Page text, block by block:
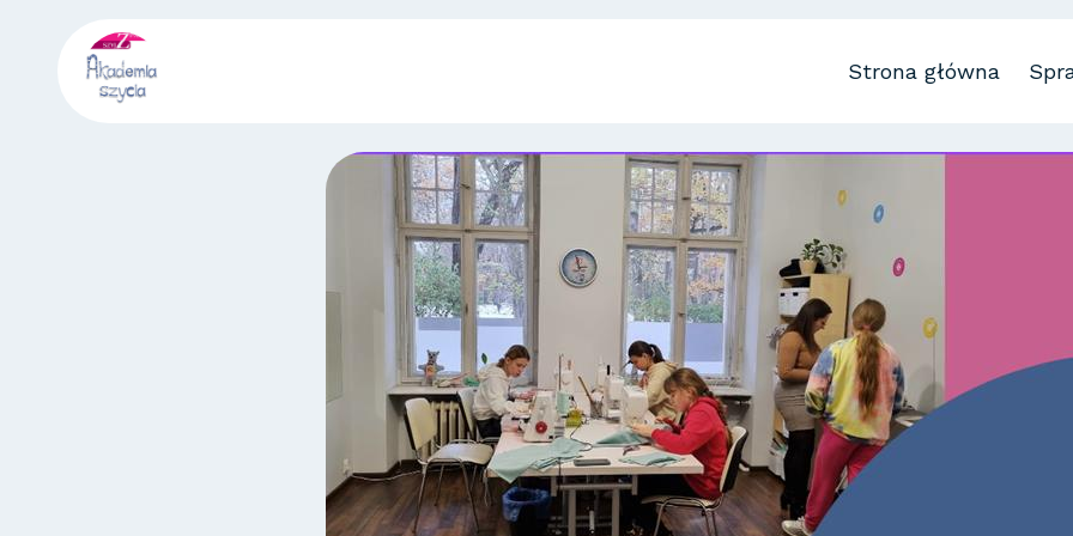
Strona główna